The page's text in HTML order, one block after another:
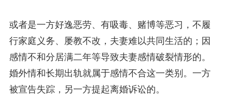
或者是一方好逸恶劳、有吸毒、赌博等恶习，不履
行家庭义务、屡教不改，夫妻难以共同生活的；因
感情不和分居满二年等导致夫妻感情破裂情形的。
婚外情和长期出轨就属于感情不合这一类别。一方
被宣告失踪，另一方提起离婚诉讼的。